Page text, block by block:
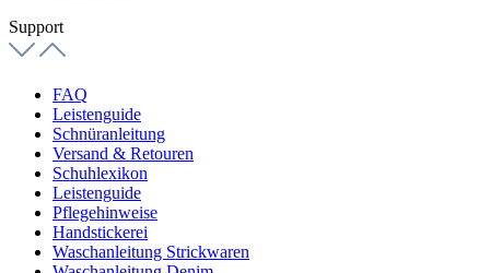
Support
FAQ
Leistenguide
Schnüranleitung
Versand & Retouren
Schuhlexikon
Leistenguide
Pflegehinweise
Handstickerei
Waschanleitung Strickwaren